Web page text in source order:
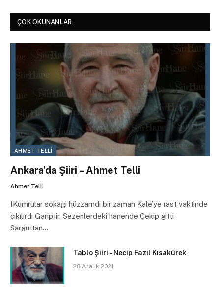
ÇOK OKUNANLAR
AHMET TELLI
Ankara’da Şiiri – Ahmet Telli
Ahmet Telli
IKumrular sokağı hüzzamdı bir zaman Kale’ye rast vaktinde
çıkılırdı Gariptir, Sezenlerdeki hanende Çekip gitti
Sarguttan…
Tablo Şiiri – Necip Fazıl Kısakürek
28 Aralık 2021